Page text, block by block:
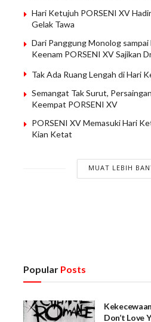
Hari Ketujuh PORSENI XV
Gelak Tawa
Dari Panggung Monolog sampai
Keenam PORSENI XV Sajikan
Tak Ada Ruang Lengah di Hari
Semangat Tak Surut,
Keempat PORSENI XV
PORSENI XV Memasuki Hari
Kian Ketat
MUAT LEBIH
Popular Posts
Don’t Love